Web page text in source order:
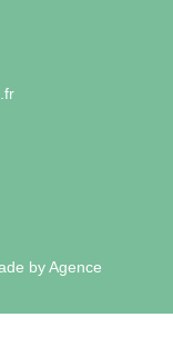
by Agence